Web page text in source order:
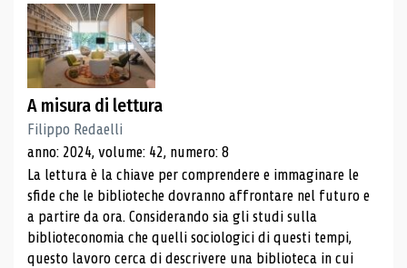
A misura di lettura
Filippo Redaelli
anno: 2024, volume: 42, numero: 8
La lettura è la chiave per comprendere e immaginare le
sfide che le biblioteche dovranno affrontare nel futuro e
a partire da ora. Considerando sia gli studi sulla
biblioteconomia che quelli sociologici di questi tempi,
questo lavoro cerca di descrivere una biblioteca in cui